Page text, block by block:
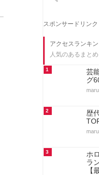
スポンサードリンク
アクセスランキ
人気のあるまと
1
芸
グ
2
歴
3
ホ
ラ
【